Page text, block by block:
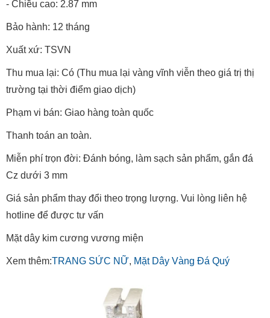
- Chiều cao: 2.87 mm
Bảo hành: 12 tháng
Xuất xứ: TSVN
Thu mua lại: Có (Thu mua lại vàng vĩnh viễn theo giá trị thị
trường tại thời điểm giao dịch)
Phạm vi bán: Giao hàng toàn quốc
Thanh toán an toàn.
Miễn phí trọn đời: Đánh bóng, làm sạch sản phẩm, gắn đá
Cz dưới 3 mm
Giá sản phẩm thay đổi theo trọng lượng. Vui lòng liên hệ
hotline để được tư vấn
Mặt dây kim cương vương miện
Xem thêm:TRANG SỨC NỮ, Mặt Dây Vàng Đá Quý